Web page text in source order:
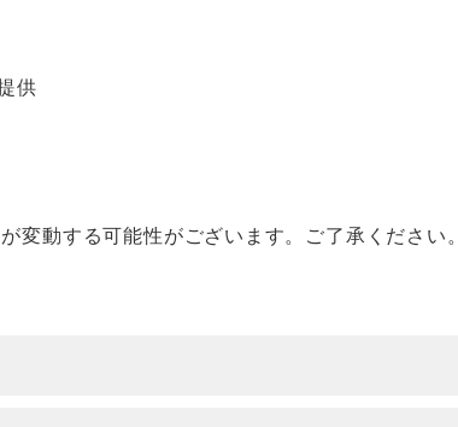
供
変動する可能性がございます。ご了承ください